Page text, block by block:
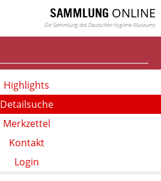
SAMMLUNG ONLINE
Die Sammlung des Deutschen Hygiene-Museums
Highlights
Detailsuche
Merkzettel
Kontakt
Login